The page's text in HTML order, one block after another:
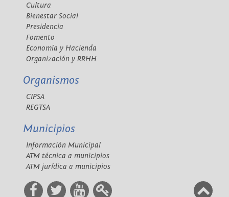
Cultura
Bienestar Social
Presidencia
Fomento
Economía y Hacienda
Organización y RRHH
Organismos
CIPSA
REGTSA
Municipios
Información Municipal
ATM técnica a municipios
ATM jurídica a municipios